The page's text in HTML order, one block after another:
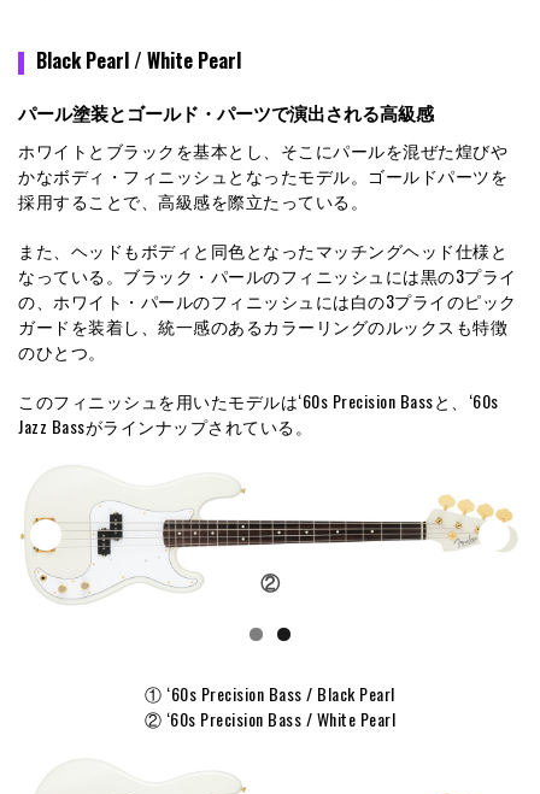
Black Pearl / White Pearl
パール塗装とゴールド・パーツで演出される高級感
ホワイトとブラックを基本とし、そこにパールを混ぜた煌びや
かなボディ・フィニッシュとなったモデル。ゴールドパーツを
採用することで、高級感を際立たっている。
また、ヘッドもボディと同色となったマッチングヘッド仕様と
なっている。ブラック・パールのフィニッシュには黒の3プライ
の、ホワイト・パールのフィニッシュには白の3プライのピック
ガードを装着し、統一感のあるカラーリングのルックスも特徴
のひとつ。
このフィニッシュを用いたモデルは‘60s Precision Bassと、‘60s
Jazz Bassがラインナップされている。
②
① ‘60s Precision Bass / Black Pearl
② ‘60s Precision Bass / White Pearl